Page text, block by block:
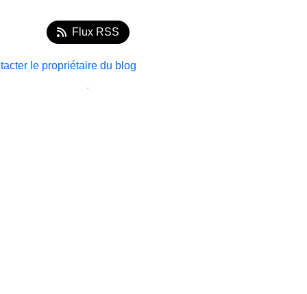
Flux RSS
le propriétaire du blog
.